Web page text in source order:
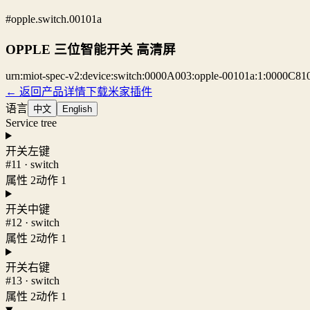
#opple.switch.00101a
OPPLE 三位智能开关 高清屏
urn:miot-spec-v2:device:switch:0000A003:opple-
← 返回产品详情下载米家插件
语言 中文 English
Service tree
开关左键
#11 · switch
属性 2动作 1
开关中键
#12 · switch
属性 2动作 1
开关右键
#13 · switch
属性 2动作 1